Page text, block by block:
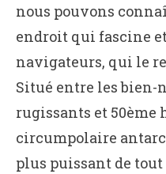
nous pouvons
endroit qui fascine
navigateurs, qui le
Situé entre les bien-
rugissants et
circumpolaire
plus puissant de tout